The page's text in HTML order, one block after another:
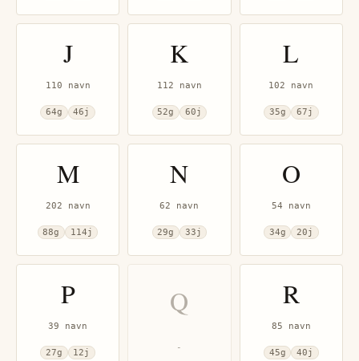
J
110 navn
64g 46j
K
112 navn
52g 60j
L
102 navn
35g 67j
M
202 navn
88g 114j
N
62 navn
29g 33j
O
54 navn
34g 20j
P
39 navn
27g 12j
Q
-
R
85 navn
45g 40j